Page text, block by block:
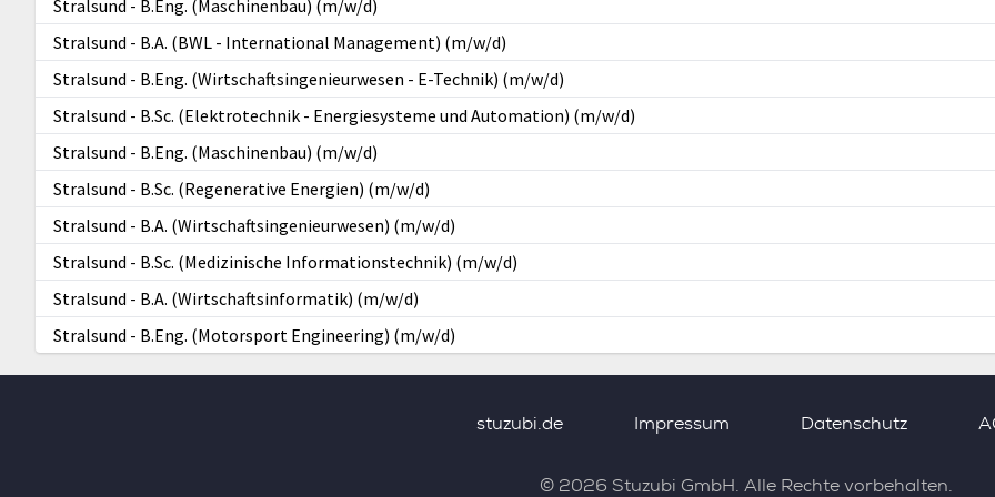
Stralsund - B.Eng. (Maschinenbau) (m/w/d)
Stralsund - B.A. (BWL - International Management) (m/w/d)
Stralsund - B.Eng. (Wirtschaftsingenieurwesen - E-Technik) (m/w/d)
Stralsund - B.Sc. (Elektrotechnik - Energiesysteme und Automation) (m/w/d)
Stralsund - B.Eng. (Maschinenbau) (m/w/d)
Stralsund - B.Sc. (Regenerative Energien) (m/w/d)
Stralsund - B.A. (Wirtschaftsingenieurwesen) (m/w/d)
Stralsund - B.Sc. (Medizinische Informationstechnik) (m/w/d)
Stralsund - B.A. (Wirtschaftsinformatik) (m/w/d)
Stralsund - B.Eng. (Motorsport Engineering) (m/w/d)
stuzubi.de Impressum Datenschutz
© 2026 Stuzubi GmbH. Alle Rechte vorbehalten.